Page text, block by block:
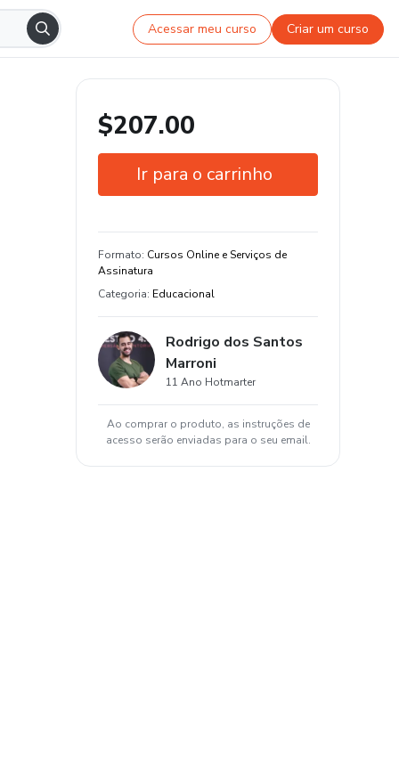
Acessar meu curso Criar um curso
$207.00
Ir para o carrinho
Formato: Cursos Online e Serviços de
Assinatura
Categoria: Educacional
Rodrigo dos Santos
Marroni
11 Ano Hotmarter
Ao comprar o produto, as instruções de
acesso serão enviadas para o seu email.